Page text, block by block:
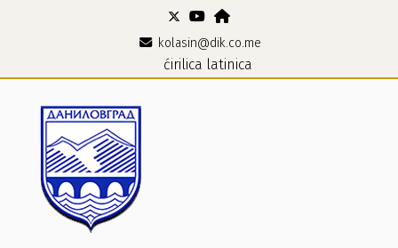
kolasin@dik.co.me
ćirilica latinica